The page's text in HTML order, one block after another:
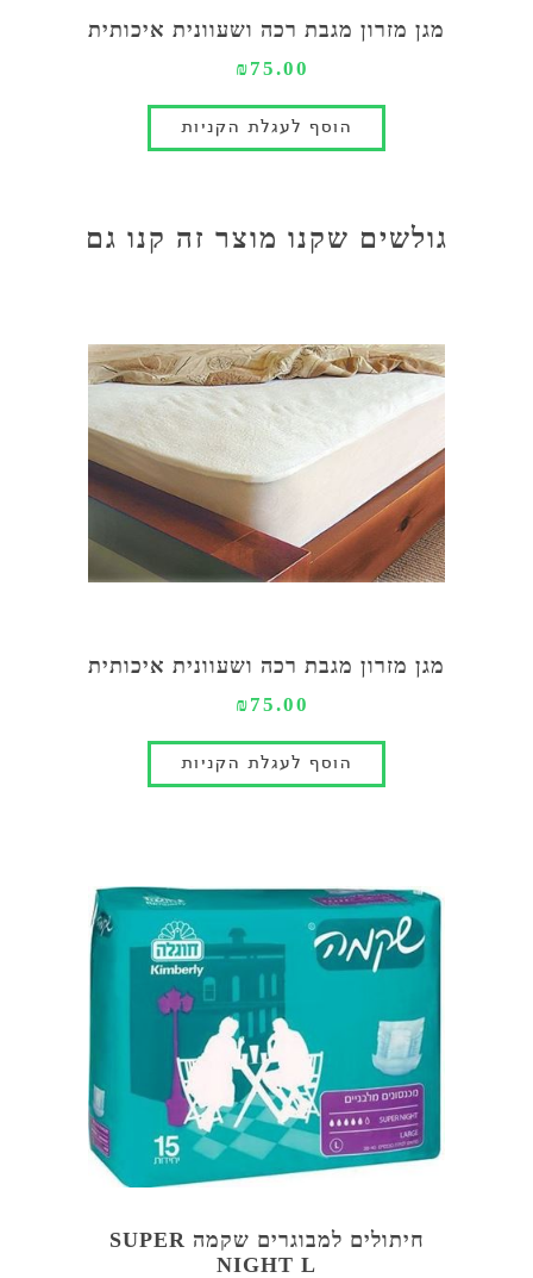
מגן מזרון מגבת רכה ושעוונית איכותית
₪75.00
גולשים שקנו מוצר זה קנו גם
מגן מזרון מגבת רכה ושעוונית איכותית
₪75.00
חיתולים למבוגרים שקמה SUPER
NIGHT L